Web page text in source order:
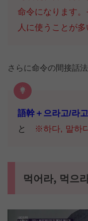
命令になります
人に使うことが多
さらに命令の間接話
語幹＋으라고/라고
と
※하다, 말하
먹어라, 먹으